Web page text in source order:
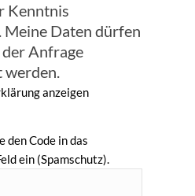
Kenntnis
Meine Daten dürfen
der Anfrage
werden.
anzeigen
den Code in das
ein (Spamschutz).